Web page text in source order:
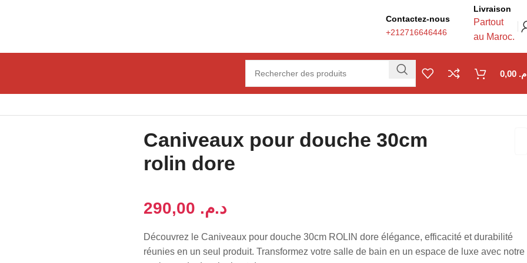
Contactez-nous
+212716646446
Livraison
Partout
au Maroc.
Caniveaux pour douche 30cm
rolin dore
د.م.
Découvrez le Caniveaux pour douche 30cm ROLIN dore élégance, efficacité et durabilité
réunies en un seul produit. Transformez votre salle de bain en un espace de luxe avec notre